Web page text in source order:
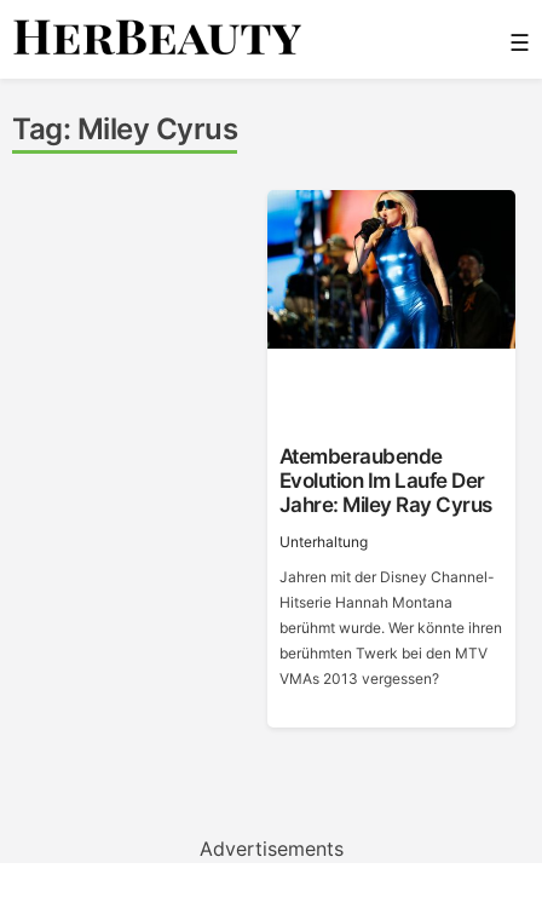
Skip
☰
Tag: Miley Cyrus
Atemberaubende
Evolution Im Laufe Der
Jahre: Miley Ray Cyrus
Unterhaltung
Jahren mit der Disney Channel-
Hitserie Hannah Montana
berühmt wurde. Wer könnte ihren
berühmten Twerk bei den MTV
VMAs 2013 vergessen?
Advertisements